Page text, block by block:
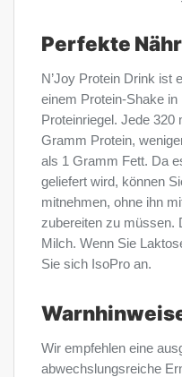
Perfekte
N’Joy Protein Drink ist
einem Protein-Shake
Proteinriegel. Jede 320
Gramm Protein,
als 1 Gramm Fett. Da
geliefert wird, können
mitnehmen, ohne ihn
zubereiten zu müssen.
Milch. Wenn Sie
Sie sich IsoPro an.
Wir empfehlen eine
abwechslungsreiche